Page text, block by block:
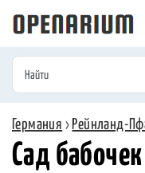
Германия › Рейнланд-
Сад